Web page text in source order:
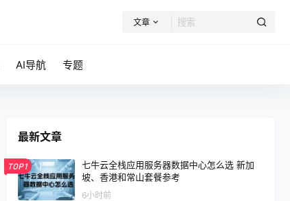
文章
AI导航 专题
最新文章
TOP1
七牛云全栈应用服务器数据中心怎么选 新加
坡、香港和常山套餐参考
6小时前